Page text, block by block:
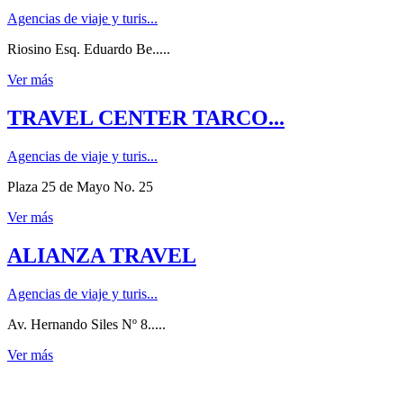
Agencias de viaje y turis...
Riosino Esq. Eduardo Be.....
Ver más
TRAVEL CENTER TARCO...
Agencias de viaje y turis...
Plaza 25 de Mayo No. 25
Ver más
ALIANZA TRAVEL
Agencias de viaje y turis...
Av. Hernando Siles Nº 8.....
Ver más